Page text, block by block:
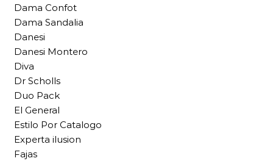
Dama Confot
Dama Sandalia
Danesi
Danesi Montero
Diva
Dr Scholls
Duo Pack
El General
Estilo Por Catalogo
Experta ilusion
Fajas